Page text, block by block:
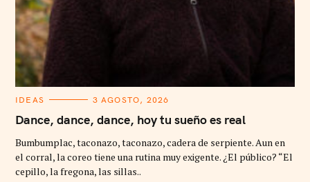
C
T
E
O
R
I
E
IDEAS 3 AGOSTO, 2026
Dance, dance, dance, hoy tu sueño es real
Bumbumplac, taconazo, taconazo, cadera de serpiente. Aun en
el corral, la coreo tiene una rutina muy exigente. ¿El público? “El
cepillo, la fregona, las sillas..